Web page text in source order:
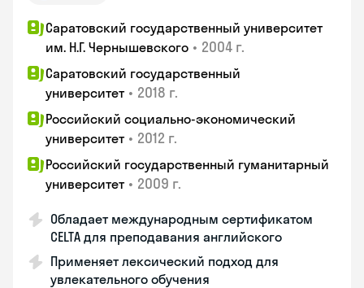
Саратовский государственный университет
им. Н.Г. Чернышевского • 2004 г.
Саратовский государственный
университет • 2018 г.
Российский социально-экономический
университет • 2012 г.
Российский государственный гуманитарный
университет • 2009 г.
Обладает международным сертификатом
CELTA для преподавания английского
Применяет лексический подход для
увлекательного обучения